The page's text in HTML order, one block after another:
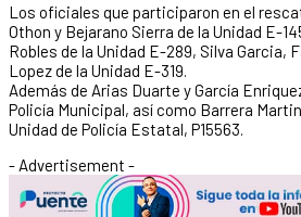
Los oficiales que participaron en el
Othon y Bejarano Sierra de la Unidad E-
Robles de la Unidad E-289, Silva Garcia,
Lopez de la Unidad E-319.
Además de Arias Duarte y García
Policía Municipal, así como Barrera
Unidad de Policía Estatal, P15563.
- Advertisement -